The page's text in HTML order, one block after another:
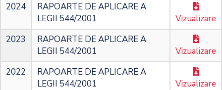
2024
RAPOARTE DE APLICARE A
LEGII 544/2001
Vizualizare
2023
RAPOARTE DE APLICARE A
LEGII 544/2001
Vizualizare
2022
RAPOARTE DE APLICARE A
LEGII 544/2001
Vizualizare